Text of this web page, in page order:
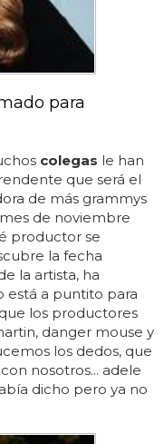
para
colegas le han
que será el
de más grammys
de noviembre
productor se
la fecha
la artista, ha
está a puntito para
los productores
danger mouse y
los dedos, que
nosotros... adele
dicho pero ya no